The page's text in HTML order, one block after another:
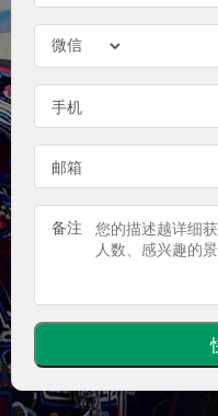
手机
邮箱
备注